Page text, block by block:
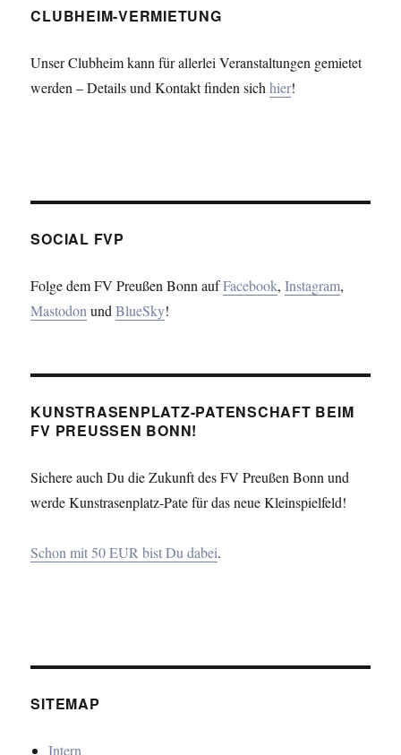
CLUBHEIM-VERMIETUNG
Unser Clubheim kann für allerlei Veranstaltungen gemietet
werden – Details und Kontakt finden sichhier!
SOCIAL FVP
Folge dem FV Preußen Bonn aufFacebook,Instagram,
MastodonundBlueSky!
KUNSTRASENPLATZ-PATENSCHAFT BEIM
FV PREUSSEN BONN!
Sichere auch Du die Zukunft des FV Preußen Bonn und
werde Kunstrasenplatz-Pate für das neue Kleinspielfeld!
Schon mit 50 EUR bist Du dabei.
SITEMAP
Intern